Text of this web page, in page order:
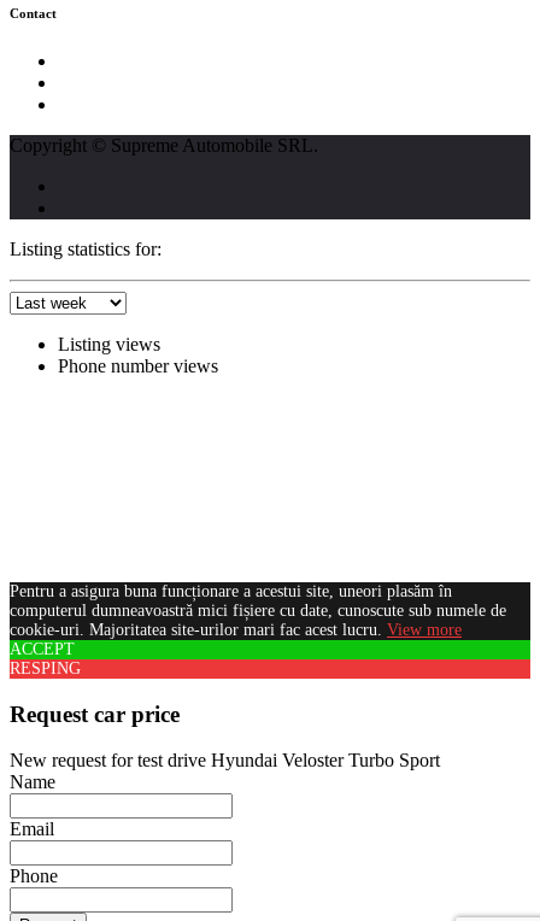
Contact
Copyright © Supreme Automobile SRL.
Listing statistics for:
Listing views
Phone number views
Pentru a asigura buna funcționare a acestui site, uneori plasăm în
computerul dumneavoastră mici fișiere cu date, cunoscute sub numele de
cookie-uri. Majoritatea site-urilor mari fac acest lucru. View more
ACCEPT
RESPING
Request car price
New request for test drive Hyundai Veloster Turbo Sport
Name
Email
Phone